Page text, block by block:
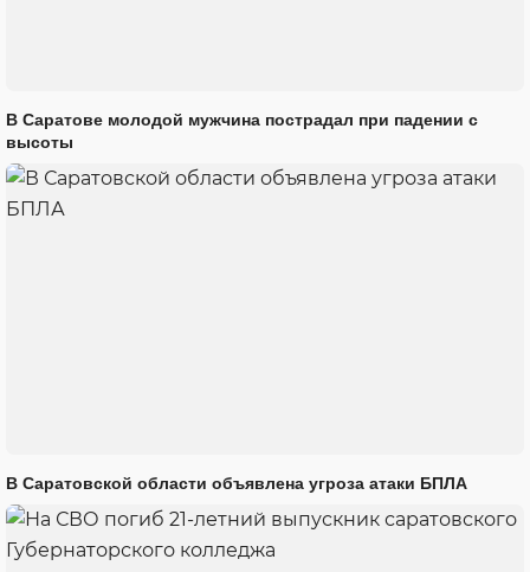
В Саратове молодой мужчина пострадал при падении с
высоты
В Саратовской области объявлена угроза атаки БПЛА